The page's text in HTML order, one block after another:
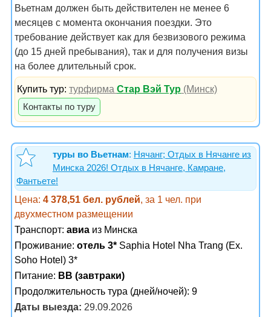
Вьетнам должен быть действителен не менее 6
месяцев с момента окончания поездки. Это
требование действует как для безвизового режима
(до 15 дней пребывания), так и для получения визы
на более длительный срок.
Купить тур:турфирмаСтар Вэй Тур (Минск)
Контакты по туру
туры во Вьетнам: Нячанг; Отдых в Нячанге из
Минска 2026! Отдых в Нячанге, Камране,
Фантьете!
Цена: 4 378,51 бел. рублей, за 1 чел. при
двухместном размещении
Транспорт: авиа из Минска
Проживание: отель 3* Saphia Hotel Nha Trang (Ex.
Soho Hotel) 3*
Питание: BB (завтраки)
Продолжительность тура (дней/ночей): 9
Даты выезда: 29.09.2026